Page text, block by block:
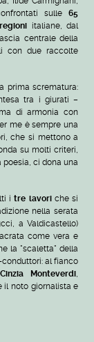
sulle65
italiane, dal
centrale della
con due raccolte
prima scrematura:
tra i giurati –
di armonia con
me è sempre una
che si mettono a
su molti criteri,
ci dona una
itre lavoriche si
nella serata
a Valdicastello)
come vera e
la "scaletta" della
al fianco
Cinzia Monteverdi,
il noto giornalista e